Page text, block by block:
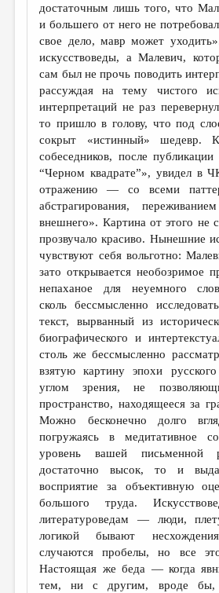
достаточным лишь того, что
и большего от него не
свое дело, мавр может
искусствоведы, а Малевич,
сам был не прочь поводить
рассуждая на тему чистого
интерпретаций не раз
то пришло в голову, что под
сокрыт «истинный» шедевр.
собеседников, после
“Черном квадрате”», увидел в
отражению — со всеми
абстрагирования,
внешнего». Картина от этого не
прозвучало красиво. Нынешние
чувствуют себя вольготно:
зато открывается необозримое
непаханое для неуемного
сколь бессмысленно
текст, вырванный из
биографического и
столь же бессмысленно
взятую картину эпохи
углом зрения, не
пространство, находящееся за
Можно бесконечно долго
погружаясь в медитативное
уровень вашей
достаточно высок, то и
восприятие за объективную
большого труда.
литературоведам — люди,
логикой бывают
случаются пробелы, но все
Настоящая же беда — когда
тем, ни с другим, вроде бы,